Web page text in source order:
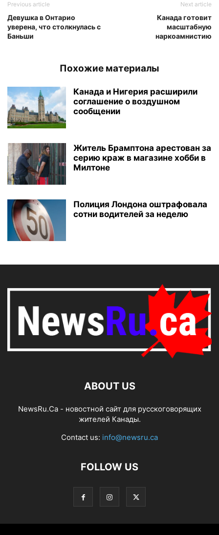
Previous article
Девушка в Онтарио
уверена, что столкнулась с
Баньши
Next article
Канада готовит
масштабную
наркоамнистию
Похожие материалы
Канада и Нигерия расширили
соглашение о воздушном
сообщении
Житель Брамптона арестован за
серию краж в магазине хобби в
Милтоне
Полиция Лондона оштрафовала
сотни водителей за неделю
ABOUT US
NewsRu.Ca - новостной сайт для русскоговорящих
жителей Канады.
Contact us: info@newsru.ca
FOLLOW US